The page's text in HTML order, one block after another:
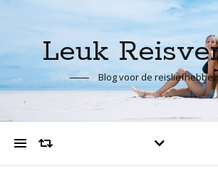
Leuk
Blog voor de